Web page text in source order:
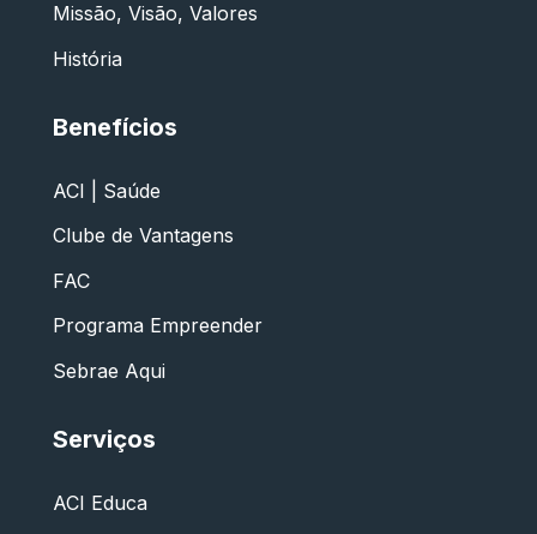
Missão, Visão, Valores
História
Benefícios
ACI | Saúde
Clube de Vantagens
FAC
Programa Empreender
Sebrae Aqui
Serviços
ACI Educa